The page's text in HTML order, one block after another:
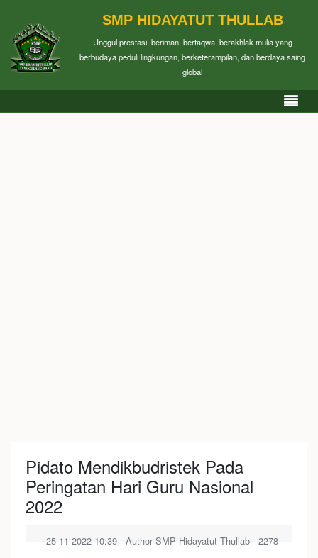
SMP HIDAYATUT THULLAB
Unggul prestasi, beriman, bertaqwa, berakhlak mulia yang
berbudaya peduli lingkungan, berketerampilan, dan berdaya saing
global
Pidato Mendikbudristek Pada
Peringatan Hari Guru Nasional
2022
25-11-2022 10:39 - Author SMP Hidayatut Thullab - 2278